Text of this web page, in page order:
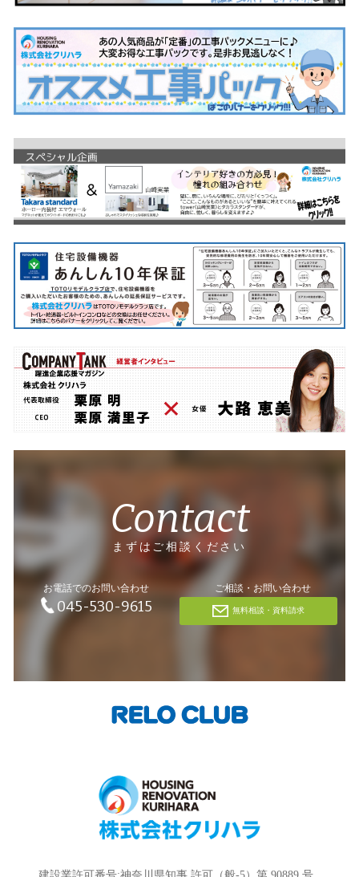
Contact
まずはご相談ください
お電話でのお問い合わせ
045-530-9615
ご相談・お問い合わせ
無料相談・資料請求